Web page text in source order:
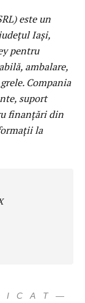
este un
Iași,
pentru
ambalare,
Compania
suport
finanțări din
la
I C A T —